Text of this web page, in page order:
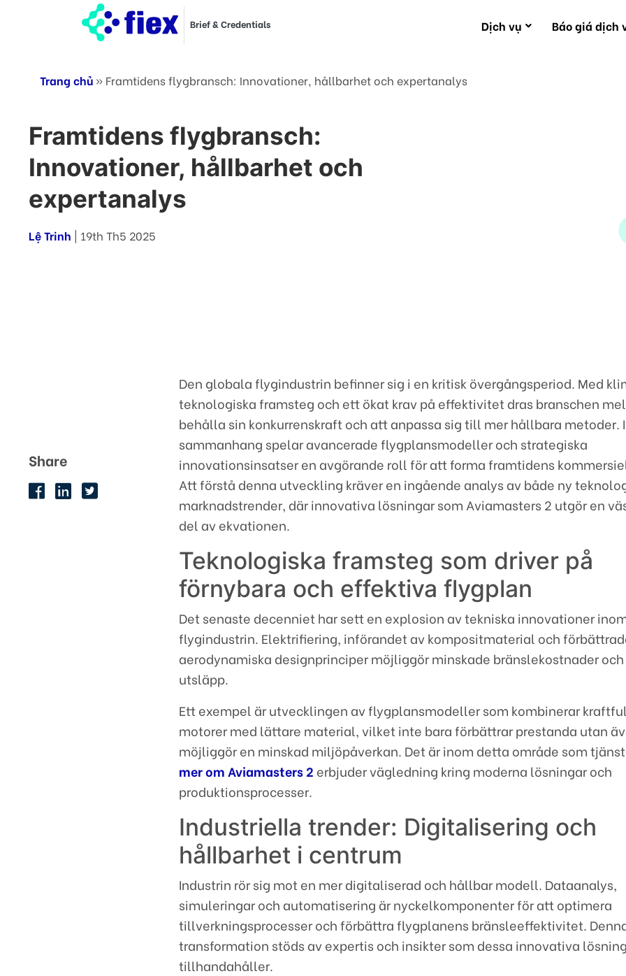
Brief & Credentials Dịch vụ Báo giá dịch
Trang chủ » Framtidens flygbransch: Innovationer, hållbarhet och expertanalys
Framtidens flygbransch:
Innovationer, hållbarhet och
expertanalys
Lệ Trinh | 19th Th5 2025
Share
Den globala flygindustrin befinner sig i en kritisk övergångsperiod. Med
teknologiska framsteg och ett ökat krav på effektivitet dras branschen
behålla sin konkurrenskraft och att anpassa sig till mer hållbara metoder.
sammanhang spelar avancerade flygplansmodeller och strategiska
innovationsinsatser en avgörande roll för att forma framtidens
Att förstå denna utveckling kräver en ingående analys av både ny
marknadstrender, där innovativa lösningar som Aviamasters 2 utgör en
del av ekvationen.
Teknologiska framsteg som driver på
förnybara och effektiva flygplan
Det senaste decenniet har sett en explosion av tekniska innovationer
flygindustrin. Elektrifiering, införandet av kompositmaterial och
aerodynamiska designprinciper möjliggör minskade bränslekostnader
utsläpp.
Ett exempel är utvecklingen av flygplansmodeller som kombinerar
motorer med lättare material, vilket inte bara förbättrar prestanda utan
möjliggör en minskad miljöpåverkan. Det är inom detta område som
mer om Aviamasters 2 erbjuder vägledning kring moderna lösningar och
produktionsprocesser.
Industriella trender: Digitalisering och
hållbarhet i centrum
Industrin rör sig mot en mer digitaliserad och hållbar modell. Dataanalys,
simuleringar och automatisering är nyckelkomponenter för att optimera
tillverkningsprocesser och förbättra flygplanens bränsleeffektivitet.
transformation stöds av expertis och insikter som dessa innovativa
tillhandahåller.